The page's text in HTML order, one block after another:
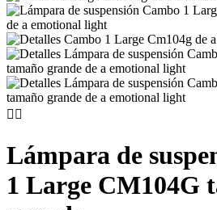
 
Lámpara de
1 Large CM104G